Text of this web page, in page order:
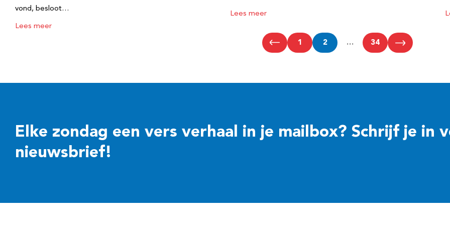
vond, besloot…
Lees meer
Lees meer
1 2 … 34
Elke zondag een vers verhaal in je mailbox? Schrijf je in
nieuwsbrief!